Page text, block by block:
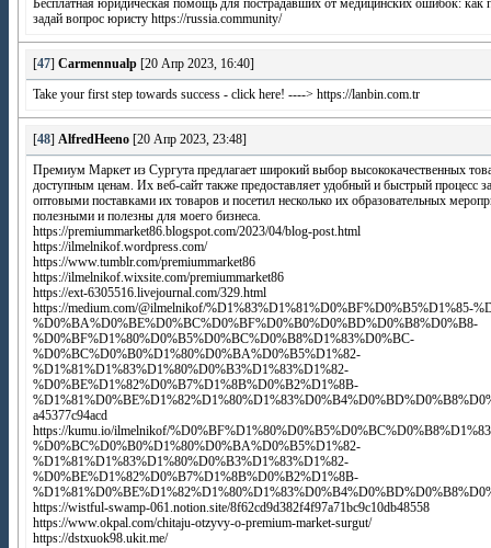
Бесплатная юридическая помощь для пострадавших от медицинских ошибок: как
задай вопрос юристу https://russia.community/
47 Carmennualp [20 Апр 2023, 16:40]
Take your first step towards success - click here! ----> https://lanbin.com.tr
48 AlfredHeeno [20 Апр 2023, 23:48]
Премиум Маркет из Сургута предлагает широкий выбор высококачественных
доступным ценам. Их веб-сайт также предоставляет удобный и быстрый процесс
оптовыми поставками их товаров и посетил несколько их образовательных
полезными и полезны для моего бизнеса.
https://premiummarket86.blogspot.com/2023/04/blog-post.html
https://ilmelnikof.wordpress.com/
https://www.tumblr.com/premiummarket86
https://ilmelnikof.wixsite.com/premiummarket86
https://ext-6305516.livejournal.com/329.html
https://medium.com/@ilmelnikof/%D1%83%D1%81%D0%BF%D0%B5%D1%85-
%D0%BA%D0%BE%D0%BC%D0%BF%D0%B0%D0%BD%D0%B8%D0%B8-
%D0%BF%D1%80%D0%B5%D0%BC%D0%B8%D1%83%D0%BC-
%D0%BC%D0%B0%D1%80%D0%BA%D0%B5%D1%82-
%D1%81%D1%83%D1%80%D0%B3%D1%83%D1%82-
%D0%BE%D1%82%D0%B7%D1%8B%D0%B2%D1%8B-
a45377c94acd
https://kumu.io/ilmelnikof/
%D0%BC%D0%B0%D1%80%D0%BA%D0%B5%D1%82-
%D1%81%D1%83%D1%80%D0%B3%D1%83%D1%82-
%D0%BE%D1%82%D0%B7%D1%8B%D0%B2%D1%8B-
https://wistful-swamp-061.notion.site/8f62cd9d382f4f97a71bc9c10db48558
https://www.okpal.com/chitaju-otzyvy-o-premium-market-surgut/
https://dstxuok98.ukit.me/